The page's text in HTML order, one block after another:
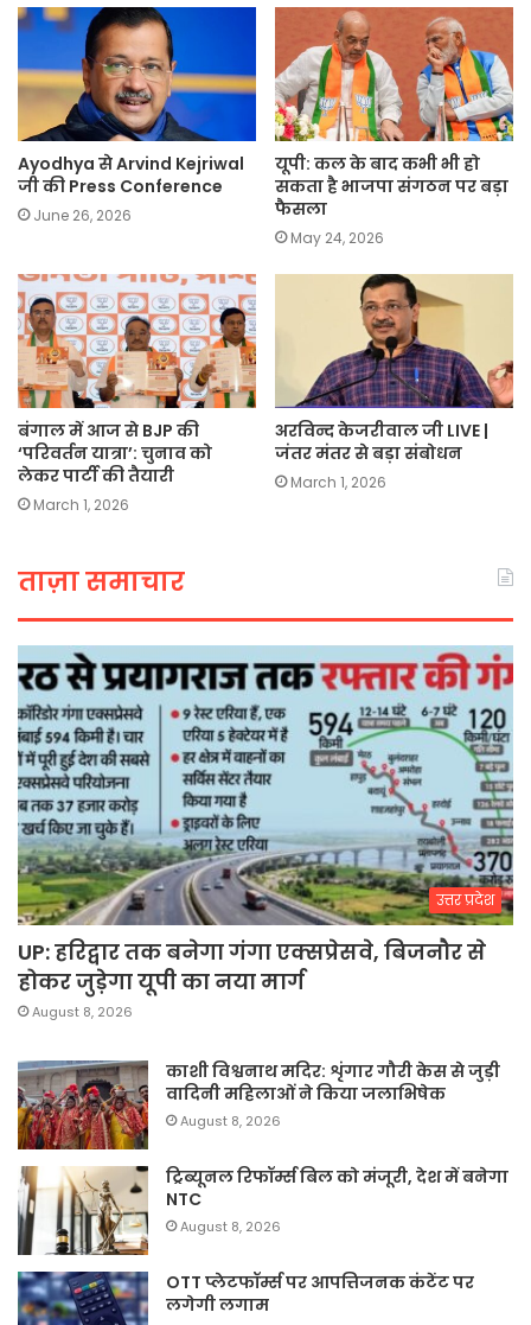
Ayodhya से Arvind Kejriwal
जी की Press Conference
June 26, 2026
यूपी: कल के बाद कभी भी हो
सकता है भाजपा संगठन पर बड़ा
फैसला
May 24, 2026
बंगाल में आज से BJP की
‘परिवर्तन यात्रा’: चुनाव को
लेकर पार्टी की तैयारी
March 1, 2026
अरविन्द केजरीवाल जी LIVE |
जंतर मंतर से बड़ा संबोधन
March 1, 2026
ताज़ा समाचार
उत्तर प्रदेश
UP: हरिद्वार तक बनेगा गंगा एक्सप्रेसवे, बिजनौर से
होकर जुड़ेगा यूपी का नया मार्ग
August 8, 2026
काशी विश्वनाथ मदिर: शृंगार गौरी केस से जुड़ी
वादिनी महिलाओं ने किया जलाभिषेक
August 8, 2026
ट्रिब्यूनल रिफॉर्म्स बिल को मंजूरी, देश में बनेगा
NTC
August 8, 2026
OTT प्लेटफॉर्म्स पर आपत्तिजनक कंटेंट पर
लगेगी लगाम